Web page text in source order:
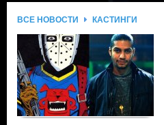
ВСЕ НОВОСТИ КАСТИНГИ